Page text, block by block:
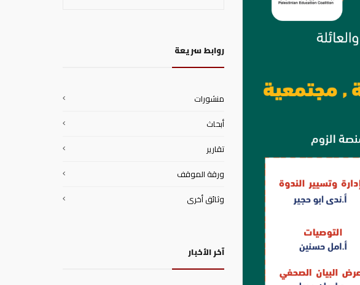
روابط سريعة
منشورات
أبحاث
تقارير
ورقة الموقف
وثائق أخرى
آخر الأخبار